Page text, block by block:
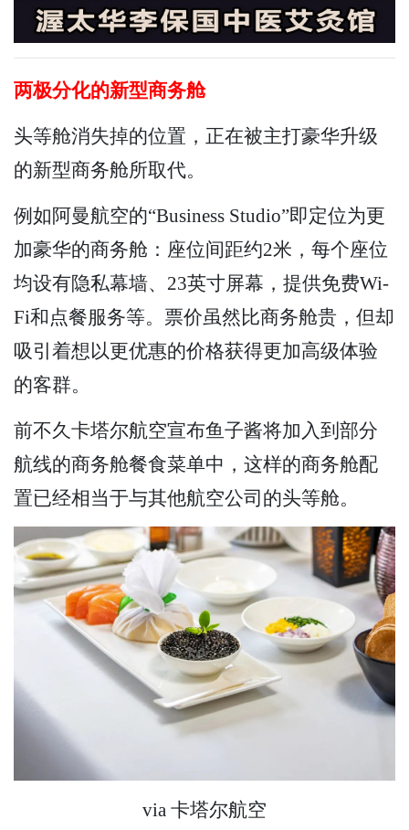
两极分化的新型商务舱
头等舱消失掉的位置，正在被主打豪华升级
的新型商务舱所取代。
例如阿曼航空的“Business Studio”即定位为更
加豪华的商务舱：座位间距约2米，每个座位
均设有隐私幕墙、23英寸屏幕，提供免费Wi-
Fi和点餐服务等。票价虽然比商务舱贵，但却
吸引着想以更优惠的价格获得更加高级体验
的客群。
前不久卡塔尔航空宣布鱼子酱将加入到部分
航线的商务舱餐食菜单中，这样的商务舱配
置已经相当于与其他航空公司的头等舱。
via 卡塔尔航空